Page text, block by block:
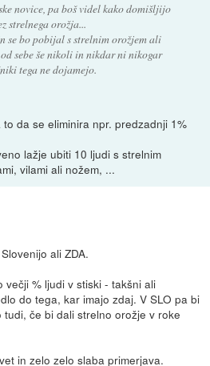
novice, pa boš videl kako domišljijo
strelnega orožja...
se bo pobijal s strelnim orožjem ali
sebe še nikoli in nikdar ni nikogar
tega ne dojamejo.
da se eliminira npr. predzadnji 1%
lažje ubiti 10 ljudi s strelnim
vilami ali nožem, ...
ali ZDA.
večji % ljudi v stiski - takšni ali
do tega, kar imajo zdaj. V SLO pa bi
če bi dali strelno orožje v roke
in zelo zelo slaba primerjava.